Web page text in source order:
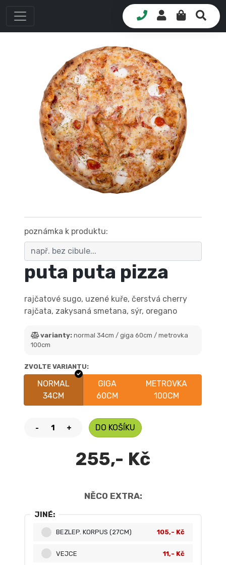
poznámka k produktu:
puta puta pizza
rajčatové sugo, uzené kuře, čerstvá cherry
rajčata, zakysaná smetana, sýr, oregano
varianty: normal 34cm / giga 60cm / metrovka
100cm
ZVOLTE VARIANTU:
NORMAL
34CM
GIGA
60CM
METROVKA
100CM
- + DO KOŠÍKU
255,- Kč
NĚCO EXTRA:
JINÉ:
BEZLEP. KORPUS (27CM) 105,- Kč
VEJCE 11,- Kč